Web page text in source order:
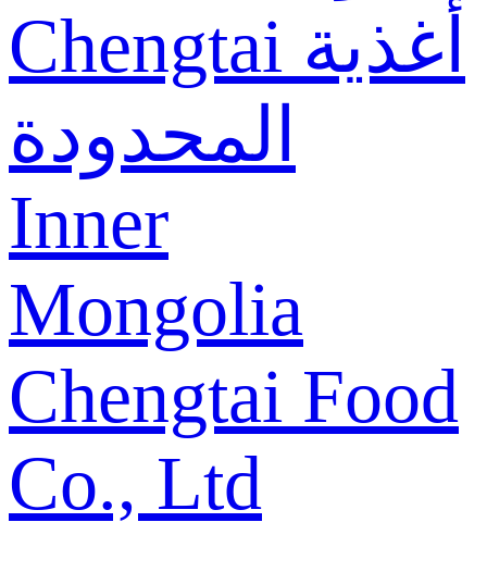
Chengtai أغذية
المحدودة
Inner
Mongolia
Chengtai Food
Co., Ltd